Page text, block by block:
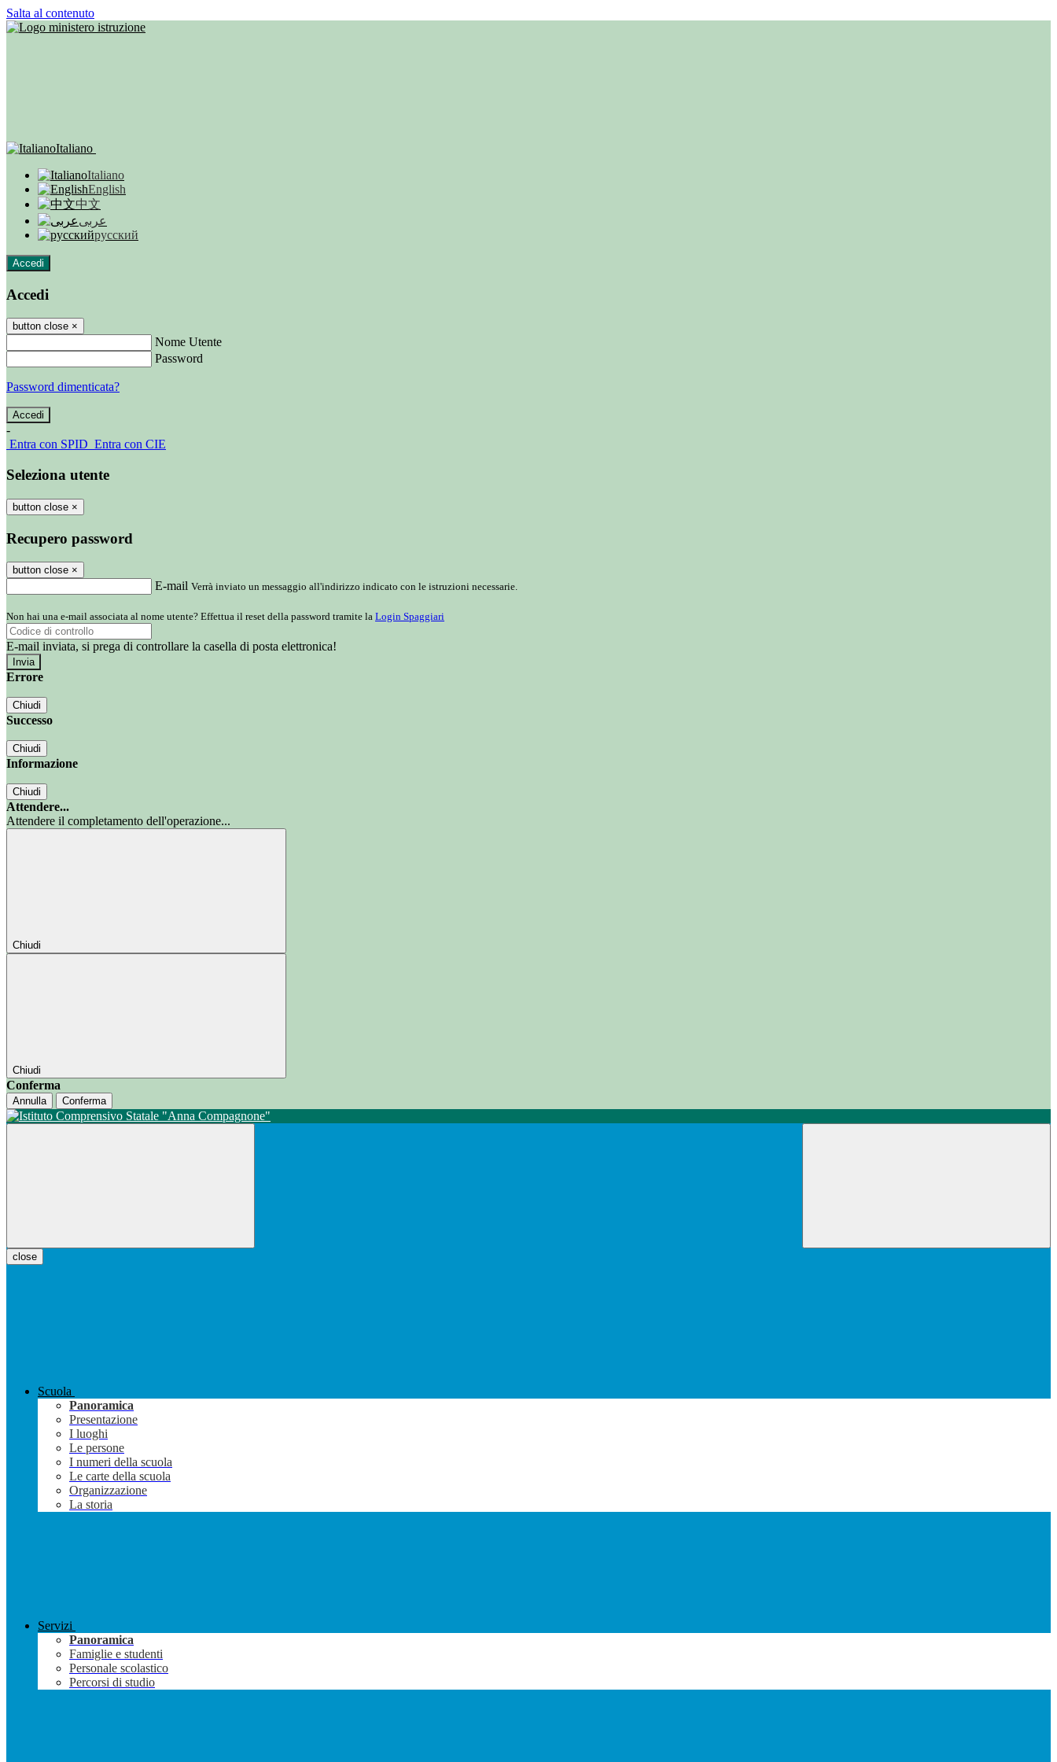
Salta al contenuto
Italiano
Italiano
English
中文
عربى
русский
Accedi
Accedi
button close ×
Nome Utente
Password
Password dimenticata?
-
Entra con SPID Entra con CIE
Seleziona utente
button close ×
Recupero password
button close ×
E-mail Verrà inviato un messaggio all'indirizzo indicato con le istruzioni necessarie.
Non hai una e-mail associata al nome utente? Effettua il reset della password tramite la Login Spaggiari
E-mail inviata, si prega di controllare la casella di posta elettronica!
Errore
Chiudi
Successo
Chiudi
Informazione
Chiudi
Attendere...
Attendere il completamento dell'operazione...
Chiudi
Chiudi
Conferma
Annulla Conferma
close
Scuola
Panoramica
Presentazione
I luoghi
Le persone
I numeri della scuola
Le carte della scuola
Organizzazione
La storia
Servizi
Panoramica
Famiglie e studenti
Personale scolastico
Percorsi di studio